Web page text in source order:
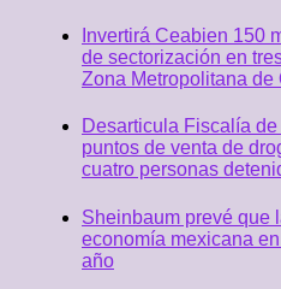
Invertirá Ceabien 150
de sectorización en
Zona Metropolitana de
Desarticula Fiscalía
puntos de venta de
cuatro personas
Sheinbaum prevé que
economía mexicana
año